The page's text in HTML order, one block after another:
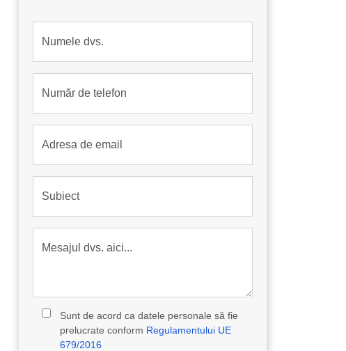
Numele dvs.
Număr de telefon
Adresa de email
Subiect
Mesajul dvs. aici...
Sunt de acord ca datele personale să fie
prelucrate conform Regulamentului UE
679/2016